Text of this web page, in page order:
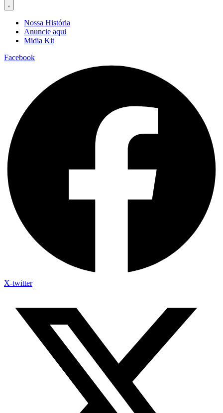
Nossa História
Anuncie aqui
Midia Kit
Facebook
X-twitter